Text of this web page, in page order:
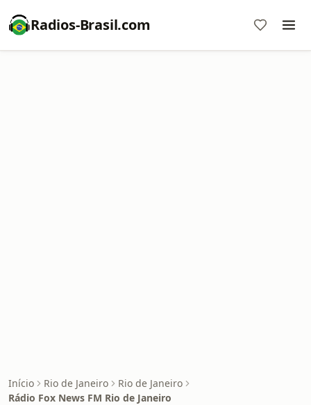
Radios-Brasil.com
Início Rio de Janeiro
Rio de Janeiro
Rádio Fox News FM Rio de Janeiro